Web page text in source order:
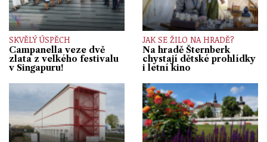
SKVĚLÝ ÚSPĚCH
Campanella veze dvě
zlata z velkého festivalu
v Singapuru!
JAK SE ŽILO NA HRADĚ?
Na hradě Šternberk
chystají dětské prohlídky
i letní kino